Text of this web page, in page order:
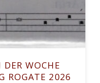
WOCHE
ROGATE 2026